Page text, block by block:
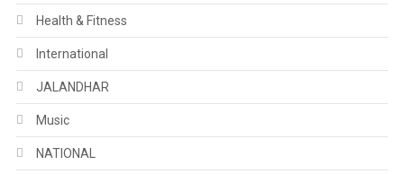
Health & Fitness
International
JALANDHAR
Music
NATIONAL